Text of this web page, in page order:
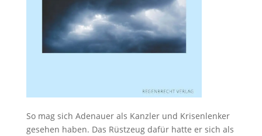
So mag sich Adenauer als Kanzler und Krisenlenker
gesehen haben. Das Rüstzeug dafür hatte er sich als